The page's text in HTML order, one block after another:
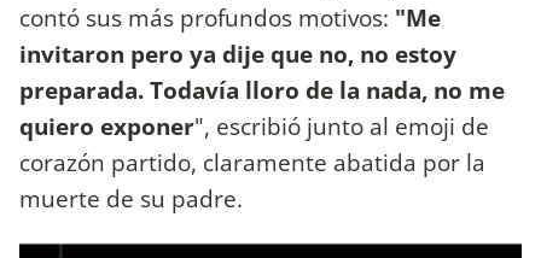
contó sus más profundos motivos: "Me
invitaron pero ya dije que no, no estoy
preparada. Todavía lloro de la nada, no me
quiero exponer", escribió junto al emoji de
corazón partido, claramente abatida por la
muerte de su padre.